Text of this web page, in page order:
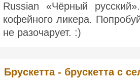
Russian «Чёрный
кофейного ликера.
не разочарует. :)
Брускетта - брускетта с